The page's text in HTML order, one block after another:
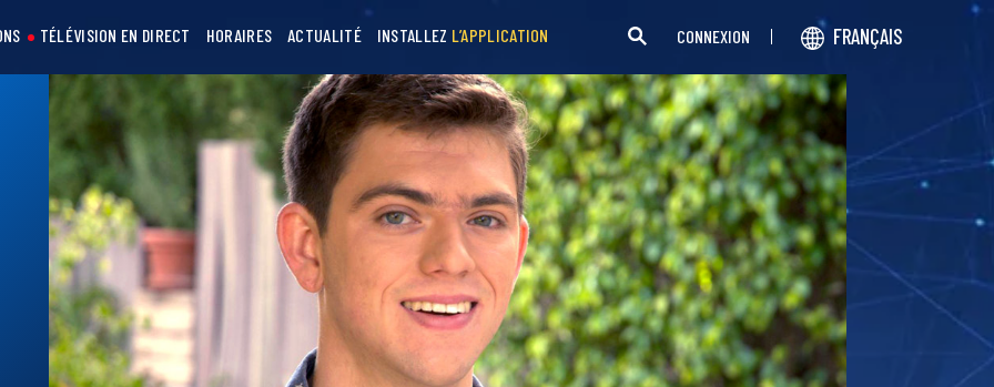
TÉLÉVISION EN DIRECT HORAIRES ACTUALITÉ INSTALLEZ L’APPLICATION CONNEXION FRANÇAIS